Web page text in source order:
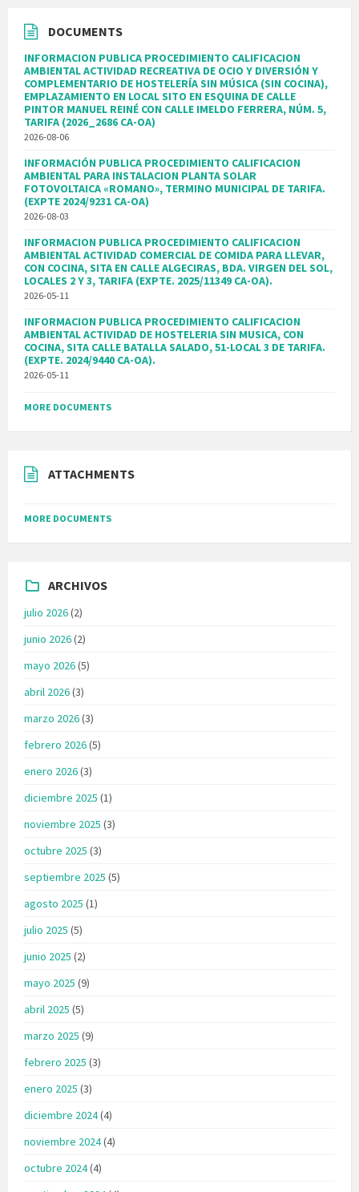
DOCUMENTS
INFORMACION PUBLICA PROCEDIMIENTO CALIFICACION
AMBIENTAL ACTIVIDAD RECREATIVA DE OCIO Y DIVERSIÓN Y
COMPLEMENTARIO DE HOSTELERÍA SIN MÚSICA (SIN COCINA),
EMPLAZAMIENTO EN LOCAL SITO EN ESQUINA DE CALLE
PINTOR MANUEL REINÉ CON CALLE IMELDO FERRERA, NÚM. 5,
TARIFA (2026_2686 CA-OA)
2026-08-06
INFORMACIÓN PUBLICA PROCEDIMIENTO CALIFICACION
AMBIENTAL PARA INSTALACION PLANTA SOLAR
FOTOVOLTAICA «ROMANO», TERMINO MUNICIPAL DE TARIFA.
(EXPTE 2024/9231 CA-OA)
2026-08-03
INFORMACION PUBLICA PROCEDIMIENTO CALIFICACION
AMBIENTAL ACTIVIDAD COMERCIAL DE COMIDA PARA LLEVAR,
CON COCINA, SITA EN CALLE ALGECIRAS, BDA. VIRGEN DEL SOL,
LOCALES 2 Y 3, TARIFA (EXPTE. 2025/11349 CA-OA).
2026-05-11
INFORMACION PUBLICA PROCEDIMIENTO CALIFICACION
AMBIENTAL ACTIVIDAD DE HOSTELERIA SIN MUSICA, CON
COCINA, SITA CALLE BATALLA SALADO, 51-LOCAL 3 DE TARIFA.
(EXPTE. 2024/9440 CA-OA).
2026-05-11
MORE DOCUMENTS
ATTACHMENTS
MORE DOCUMENTS
ARCHIVOS
julio 2026(2)
junio 2026(2)
mayo 2026(5)
abril 2026(3)
marzo 2026(3)
febrero 2026(5)
enero 2026(3)
diciembre 2025 (1)
noviembre 2025 (3)
octubre 2025 (3)
septiembre 2025 (5)
agosto 2025 (1)
julio 2025 (5)
junio 2025 (2)
mayo 2025 (9)
abril 2025 (5)
marzo 2025 (9)
febrero 2025 (3)
enero 2025 (3)
diciembre 2024(4)
noviembre 2024(4)
octubre 2024(4)